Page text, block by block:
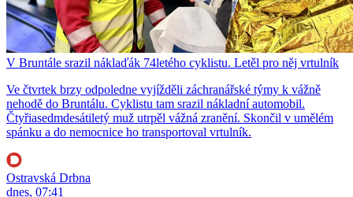
V Bruntále srazil náklaďák 74letého cyklistu. Letěl pro něj vrtulník
Ve čtvrtek brzy odpoledne vyjížděli záchranářské týmy k vážně
nehodě do Bruntálu. Cyklistu tam srazil nákladní automobil.
Čtyřiasedmdesátiletý muž utrpěl vážná zranění. Skončil v umělém
spánku a do nemocnice ho transportoval vrtulník.
Ostravská Drbna
dnes, 07:41